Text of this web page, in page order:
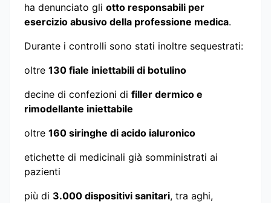
ha denunciato gli otto responsabili per
esercizio abusivo della professione medica.
Durante i controlli sono stati inoltre sequestrati:
oltre 130 fiale iniettabili di botulino
decine di confezioni di filler dermico e
rimodellante iniettabile
oltre 160 siringhe di acido ialuronico
etichette di medicinali già somministrati ai
pazienti
più di 3.000 dispositivi sanitari, tra aghi,